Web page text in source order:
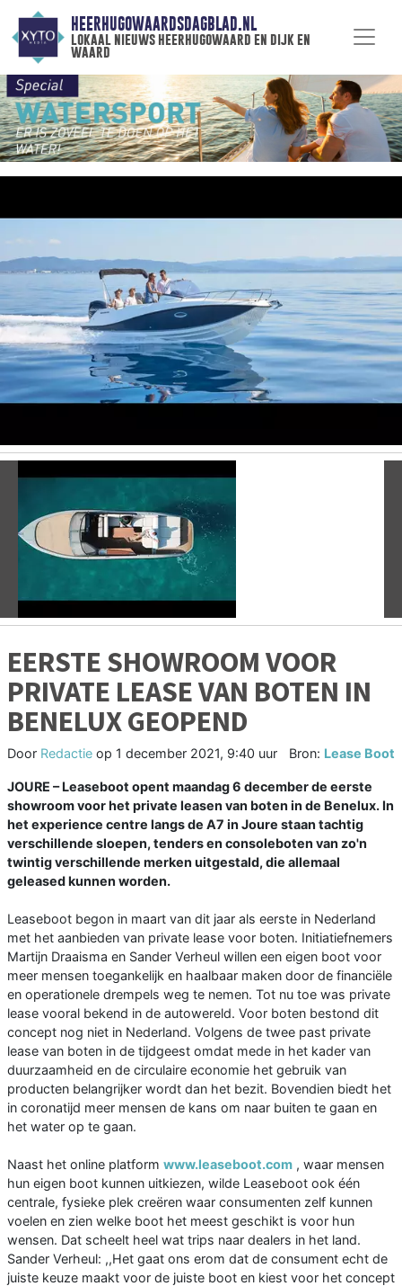
HEERHUGOWAARDSDAGBLAD.NL
lokaal nieuws heerhugowaard en dijk en
waard
Vorige
EERSTE SHOWROOM VOOR
PRIVATE LEASE VAN BOTEN IN
BENELUX GEOPEND
Door Redactie op 1 december 2021, 9:40 uur Bron: Lease Boot
JOURE – Leaseboot opent maandag 6 december de eerste
showroom voor het private leasen van boten in de Benelux. In
het experience centre langs de A7 in Joure staan tachtig
verschillende sloepen, tenders en consoleboten van zo'n
twintig verschillende merken uitgestald, die allemaal
geleased kunnen worden.
Leaseboot begon in maart van dit jaar als eerste in Nederland
met het aanbieden van private lease voor boten. Initiatiefnemers
Martijn Draaisma en Sander Verheul willen een eigen boot voor
meer mensen toegankelijk en haalbaar maken door de financiële
en operationele drempels weg te nemen. Tot nu toe was private
lease vooral bekend in de autowereld. Voor boten bestond dit
concept nog niet in Nederland. Volgens de twee past private
lease van boten in de tijdgeest omdat mede in het kader van
duurzaamheid en de circulaire economie het gebruik van
producten belangrijker wordt dan het bezit. Bovendien biedt het
in coronatijd meer mensen de kans om naar buiten te gaan en
het water op te gaan.
Naast het online platform www.leaseboot.com , waar mensen
hun eigen boot kunnen uitkiezen, wilde Leaseboot ook één
centrale, fysieke plek creëren waar consumenten zelf kunnen
voelen en zien welke boot het meest geschikt is voor hun
wensen. Dat scheelt heel wat trips naar dealers in het land.
Sander Verheul: ,,Het gaat ons erom dat de consument echt de
juiste keuze maakt voor de juiste boot en kiest voor het concept